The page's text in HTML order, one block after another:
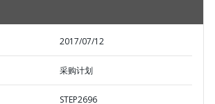
2017/07/12
采购计划
STEP2696